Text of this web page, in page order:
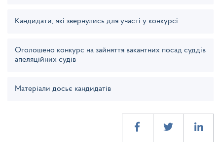
Кандидати, які звернулись для участі у конкурсі
Оголошено конкурс на зайняття вакантних посад суддів
апеляційних судів
Матеріали досьє кандидатів